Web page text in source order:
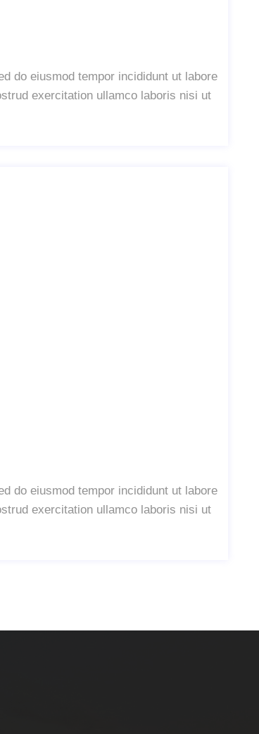
do eiusmod tempor incididunt ut labore
exercitation ullamco laboris nisi ut
do eiusmod tempor incididunt ut labore
exercitation ullamco laboris nisi ut